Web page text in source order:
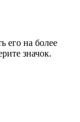
его на более
значок.